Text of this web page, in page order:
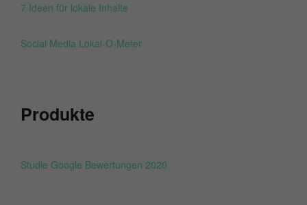
7 Ideen für lokale Inhalte
Social Media Lokal-O-Meter
Produkte
Studie Google Bewertungen 2020